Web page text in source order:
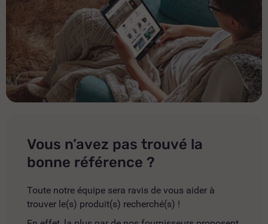
Vous n’avez pas trouvé la
bonne référence ?
Toute notre équipe sera ravis de vous aider à
trouver le(s) produit(s) recherché(s) !